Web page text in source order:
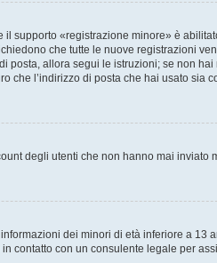
supporto «registrazione minore» è
che tutte le nuove registrazioni
allora segui le istruzioni; se non
l’indirizzo di posta che hai usato sia
degli utenti che non hanno mai inviato
dei minori di età inferiore a 13
contatto con un consulente legale per